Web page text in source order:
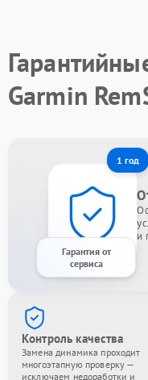
Garmin
1 год
Гарантия от
сервиса
и
Контроль качества
Замена динамика проходит
многоэтапную проверку —
исключаем недоработки и